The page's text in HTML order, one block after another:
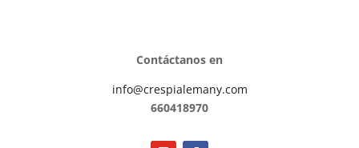
Contáctanos en
info@crespialemany.com
660418970